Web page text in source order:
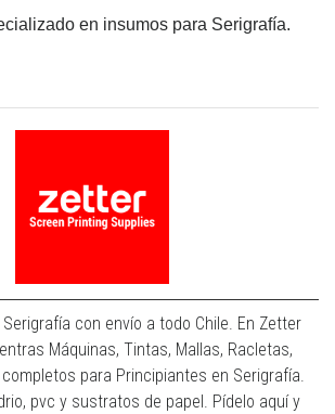
en insumos para Serigrafía.
con envío a todo Chile. En Zetter
Máquinas, Tintas, Mallas, Racletas,
para Principiantes en Serigrafía.
pvc y sustratos de papel. Pídelo aquí y